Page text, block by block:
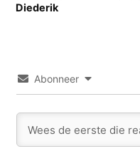
Diederik
Abonneer